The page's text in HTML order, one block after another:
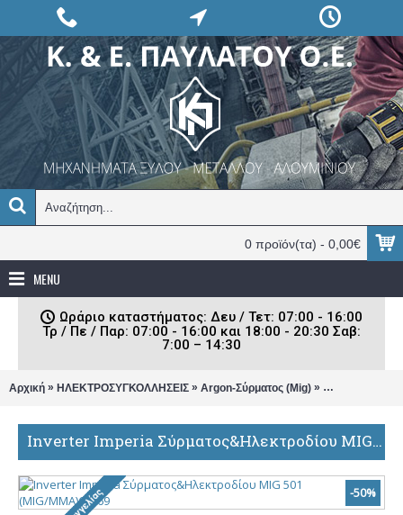
0 προϊόν(τα) - 0,00€
MENU
Ωράριο καταστήματος: Δευ / Τετ: 07:00 - 16:00
Τρ / Πε / Παρ: 07:00 - 16:00 και 18:00 - 20:30 Σαβ:
7:00 – 14:30
Αρχική » ΗΛΕΚΤΡΟΣΥΓΚΟΛΛΗΣΕΙΣ » Argon-Σύρματος (Mig) » Inverter
Inverter Imperia Σύρματος&Ηλεκτροδίου MIG 501 (MIG/MMA)65669
-50%